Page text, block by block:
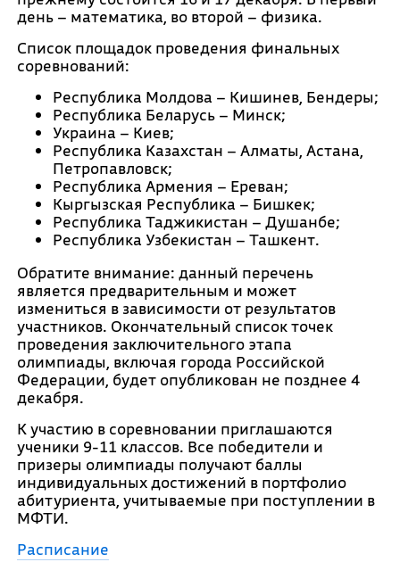
день – математика, во второй – физика.
Список площадок проведения финальных
соревнований:
Республика Молдова – Кишинев, Бендеры;
Республика Беларусь – Минск;
Украина – Киев;
Республика Казахстан – Алматы, Астана,
Петропавловск;
Республика Армения – Ереван;
Кыргызская Республика – Бишкек;
Республика Таджикистан – Душанбе;
Республика Узбекистан – Ташкент.
Обратите внимание: данный перечень
является предварительным и может
измениться в зависимости от результатов
участников. Окончательный список точек
проведения заключительного этапа
олимпиады, включая города Российской
Федерации, будет опубликован не позднее 4
декабря.
К участию в соревновании приглашаются
ученики 9-11 классов. Все победители и
призеры олимпиады получают баллы
индивидуальных достижений в портфолио
абитуриента, учитываемые при поступлении в
МФТИ.
Расписание